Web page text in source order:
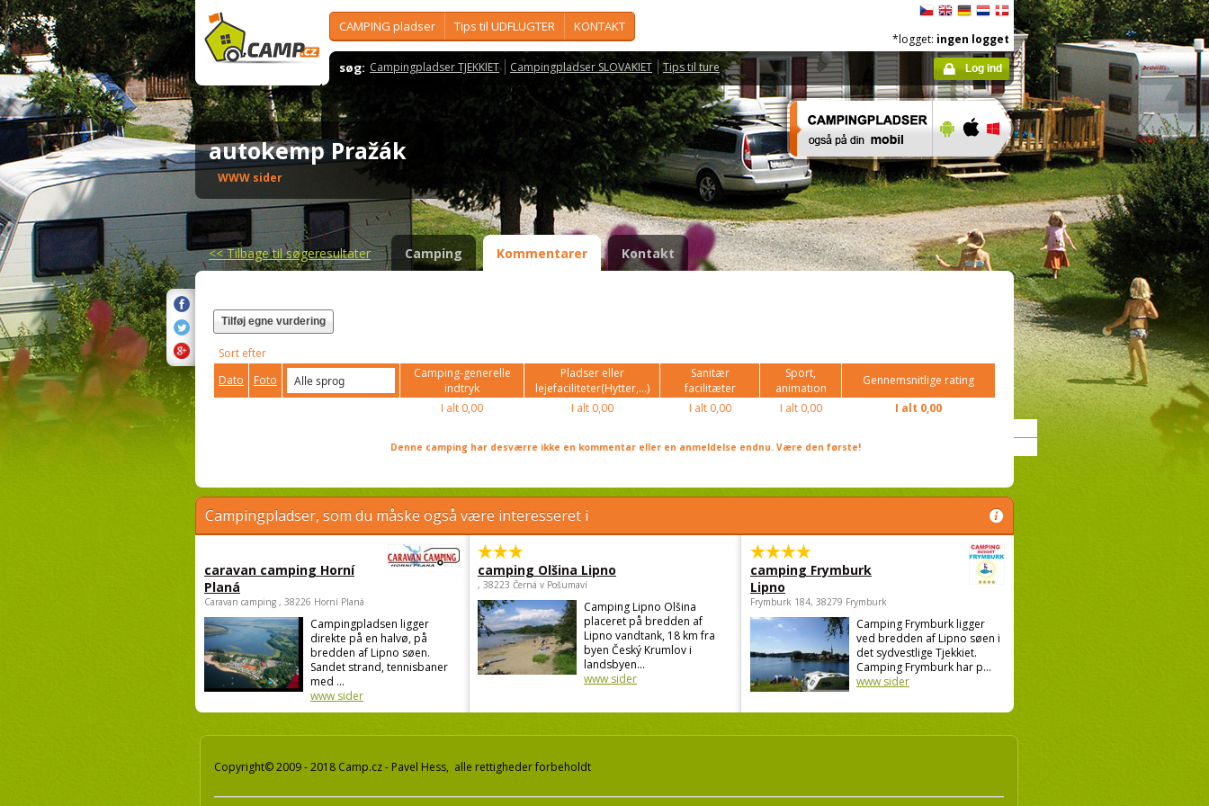
CAMPING pladser Tips til UDFLUGTER KONTAKT
søg: Campingpladser TJEKKIET Campingpladser SLOVAKIET Tips til ture
*logget: ingen logget
Log ind
autokemp Pražák
WWW sider
<<Tilbage til søgeresultater Camping Kommentarer Kontakt
Tilføj egne vurdering
Sort efter
Dato
Foto
Camping-generelle
indtryk
Pladser eller
lejefaciliteter(Hytter,...)
Sanitær
facilitæter
Sport,
animation
Gennemsnitlige rating
I alt 0,00 I alt0,00 I alt0,00 I alt0,00 I alt 0,00
Denne camping har desværre ikke en kommentar eller en anmeldelse endnu. Være den første!
Campingpladser, som du måske også være interesseret i
caravan camping Horní
Planá
Caravan camping , 38226 Horní Planá
Campingpladsen ligger
direkte på en halvø, på
bredden af Lipno søen.
Sandet strand, tennisbaner
med ...
www sider
camping Olšina Lipno
, 38223 Černá v Pošumaví
Camping Lipno Olšina
placeret på bredden af
Lipno vandtank, 18 km fra
byen Český Krumlov i
landsbyen...
www sider
camping Frymburk
Lipno
Frymburk 184, 38279 Frymburk
Camping Frymburk ligger
ved bredden af Lipno søen i
det sydvestlige Tjekkiet.
Camping Frymburk har p...
www sider
Copyright© 2009 - 2018 Camp.cz - Pavel Hess, alle rettigheder forbeholdt